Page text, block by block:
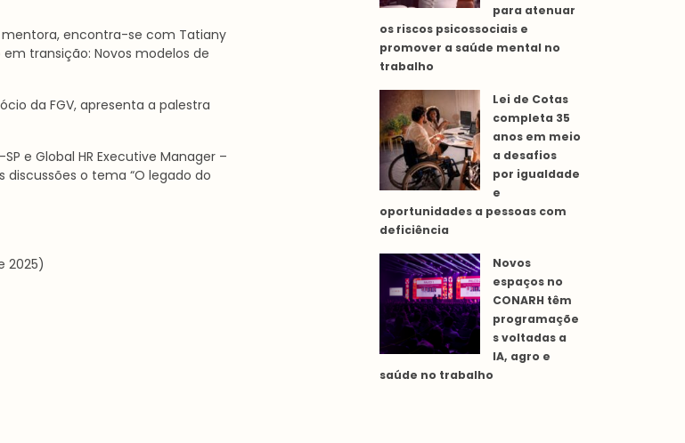
mentora, encontra-se com Tatiany
transição: Novos modelos de
da FGV, apresenta a palestra
e Global HR Executive Manager –
discussões o tema “O legado do
2025)
para atenuar
os riscos psicossociais e
promover a saúde mental no
trabalho
Lei de Cotas
completa 35
anos em meio
a desafios
por igualdade
e
oportunidades a pessoas com
deficiência
Novos
espaços no
CONARH têm
programaçõe
s voltadas a
IA, agro e
saúde no trabalho